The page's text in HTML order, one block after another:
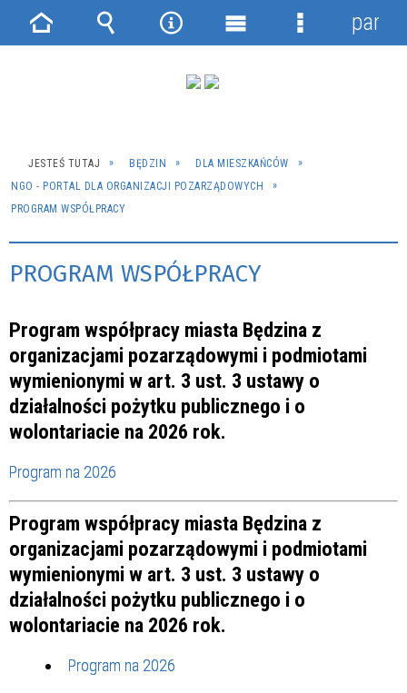
JESTEŚ TUTAJ BĘDZIN
DLA MIESZKAŃCÓW
NGO - PORTAL DLA ORGANIZACJI POZARZĄDOWYCH
PROGRAM WSPÓŁPRACY
PROGRAM WSPÓŁPRACY
Program współpracy miasta Będzina z
organizacjami pozarządowymi i podmiotami
wymienionymi w art. 3 ust. 3 ustawy o
działalności pożytku publicznego i o
wolontariacie na 2026 rok.
Program na 2026
Program współpracy miasta Będzina z
organizacjami pozarządowymi i podmiotami
wymienionymi w art. 3 ust. 3 ustawy o
działalności pożytku publicznego i o
wolontariacie na 2026 rok.
Program na 2026
Strona Wyszukiwarka
NarzędziaMenu
Menu
panel